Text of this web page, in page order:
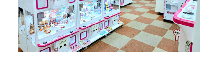
8/18～
つろぎタイムぬいぐるみ～ヤドン～
8/18～
ポケットモンスター もふぐっとぬいぐる
み～カゲボウズ・ゾロア～
サラブレッドコレクションぬいぐるみバ